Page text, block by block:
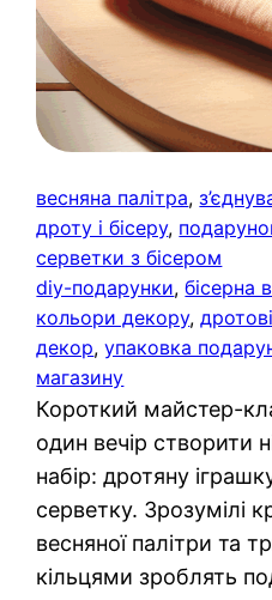
весняна палітра,
дроту і бісеру,
серветки з бісером
diy-подарунки, бісерна
кольори декору,
декор, упаковка
магазину
Короткий майстер-
один вечір створити
набір: дротяну
серветку. Зрозумілі
весняної палітри та
кільцями зроблять